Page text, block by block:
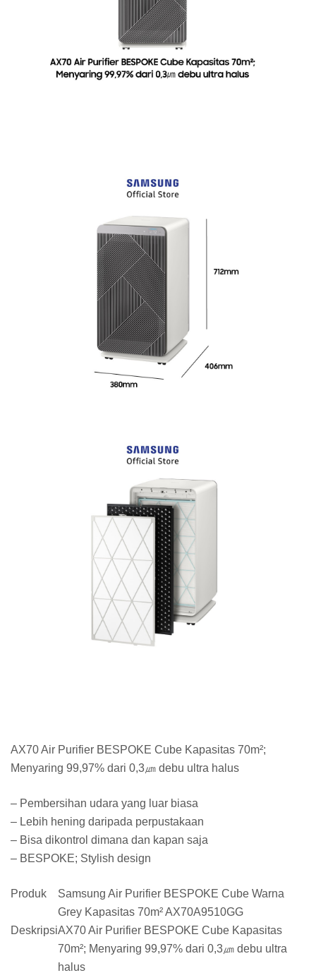
AX70 Air Purifier BESPOKE Cube Kapasitas 70m²;
Menyaring 99,97% dari 0,3㎛ debu ultra halus
– Pembersihan udara yang luar biasa
– Lebih hening daripada perpustakaan
– Bisa dikontrol dimana dan kapan saja
– BESPOKE; Stylish design
Produk
Samsung Air Purifier BESPOKE Cube Warna
Grey Kapasitas 70m² AX70A9510GG
DeskripsiAX70 Air Purifier BESPOKE Cube Kapasitas
70m²; Menyaring 99,97% dari 0,3㎛ debu ultra
halus